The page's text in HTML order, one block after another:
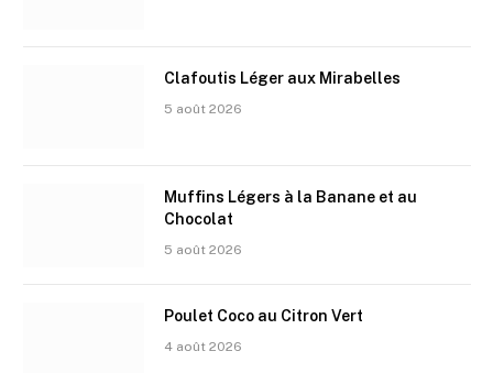
Clafoutis Léger aux Mirabelles
5 août 2026
Muffins Légers à la Banane et au
Chocolat
5 août 2026
Poulet Coco au Citron Vert
4 août 2026